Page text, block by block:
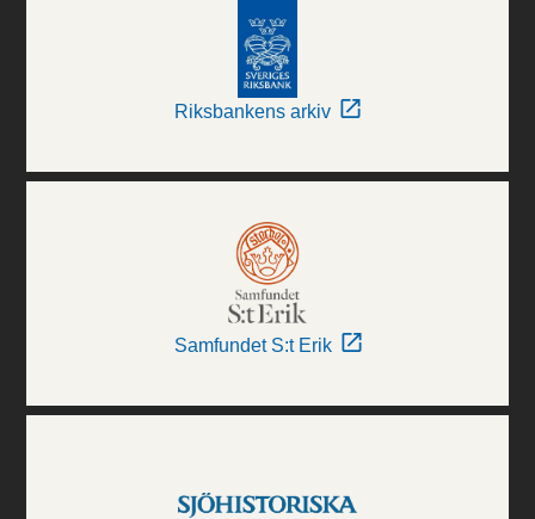
Riksbankens arkiv
Samfundet S:t Erik